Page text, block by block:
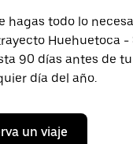
hagas todo lo
Huehuetoca -
90 días antes de
día del año.
un viaje